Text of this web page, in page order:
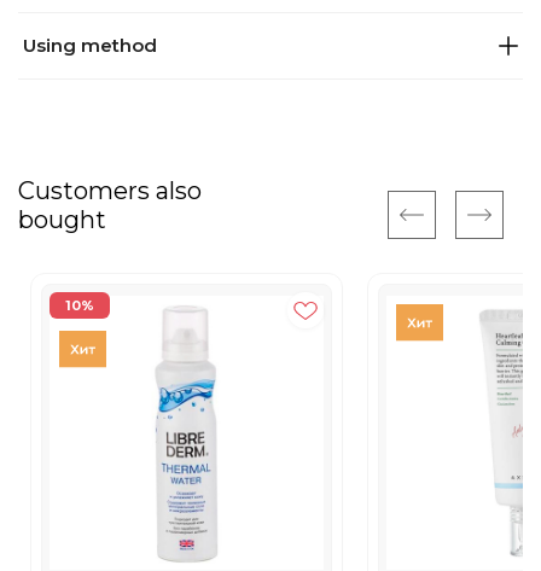
Using method
Customers also
bought
10%